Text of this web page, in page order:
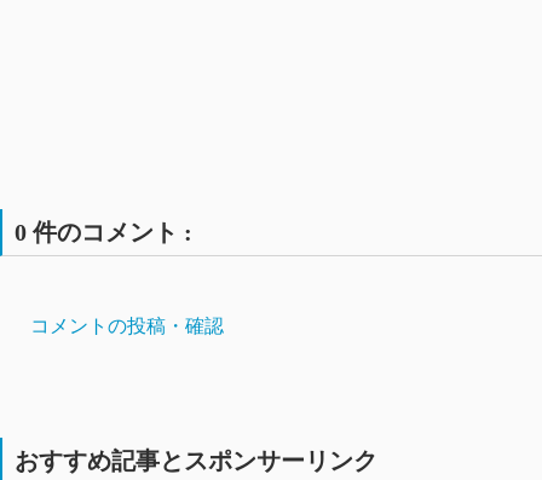
0 件のコメント :
コメントの投稿・確認
おすすめ記事とスポンサーリンク